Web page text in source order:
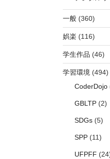
一般(360)
娯楽 (116)
学生作品 (46)
学習環境(494)
CoderDojo
GBLTP(2)
SDGs(5)
SPP(11)
UFPFF